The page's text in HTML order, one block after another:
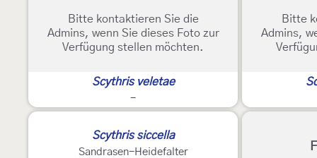
Bitte kontaktieren Sie die
Admins, wenn Sie dieses Foto zur
Verfügung stellen möchten.
Scythris veletae
-
Bitte
Admins,
Scythris siccella
Sandrasen-Heidefalter